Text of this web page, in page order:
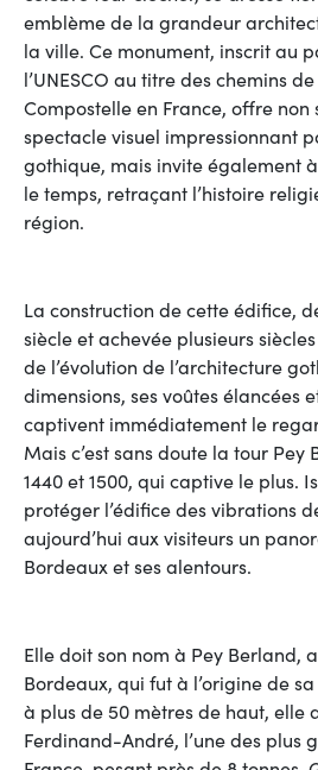
emblème de la grandeur
la ville. Ce monument, inscrit au
l’UNESCO au titre des chemins
Compostelle en France, offre non
spectacle visuel impressionnant
gothique, mais invite également
le temps, retraçant l’histoire
région.
La construction de cette édifice,
siècle et achevée plusieurs
de l’évolution de l’architecture
dimensions, ses voûtes élancées
captivent immédiatement le
Mais c’est sans doute la tour
1440 et 1500, qui captive le plus.
protéger l’édifice des vibrations
aujourd’hui aux visiteurs un
Bordeaux et ses alentours.
Elle doit son nom à Pey Berland,
Bordeaux, qui fut à l’origine de
à plus de 50 mètres de haut, elle
Ferdinand-André, l’une des plus